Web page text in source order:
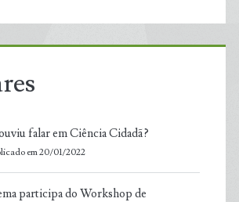
falar em Ciência Cidadã?
em 20/01/2022
participa do Workshop de